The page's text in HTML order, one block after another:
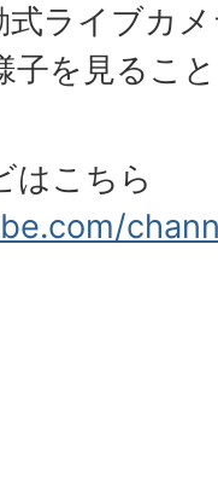
式ライブカ
子を見るこ
はこちら